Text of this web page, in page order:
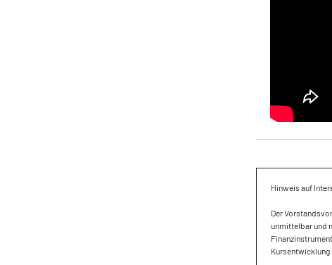
Hinweis auf
Der
unmittelbar und